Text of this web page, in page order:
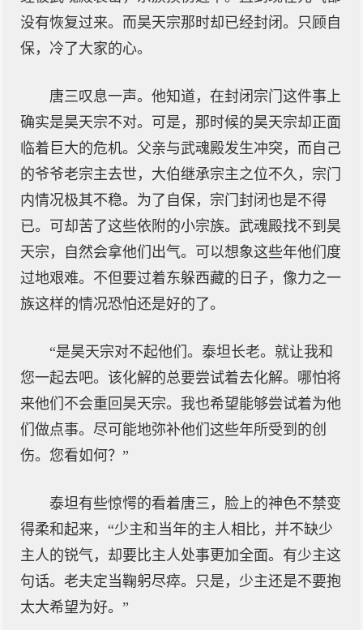
没有恢复过来。而昊天宗那时却已经封闭。只顾自
保，冷了大家的心。
唐三叹息一声。他知道，在封闭宗门这件事上
确实是昊天宗不对。可是，那时候的昊天宗却正面
临着巨大的危机。父亲与武魂殿发生冲突，而自己
的爷爷老宗主去世，大伯继承宗主之位不久，宗门
内情况极其不稳。为了自保，宗门封闭也是不得
已。可却苦了这些依附的小宗族。武魂殿找不到昊
天宗，自然会拿他们出气。可以想象这些年他们度
过地艰难。不但要过着东躲西藏的日子，像力之一
族这样的情况恐怕还是好的了。
“是昊天宗对不起他们。泰坦长老。就让我和
您一起去吧。该化解的总要尝试着去化解。哪怕将
来他们不会重回昊天宗。我也希望能够尝试着为他
们做点事。尽可能地弥补他们这些年所受到的创
伤。您看如何？”
泰坦有些惊愕的看着唐三，脸上的神色不禁变
得柔和起来，“少主和当年的主人相比，并不缺少
主人的锐气，却要比主人处事更加全面。有少主这
句话。老夫定当鞠躬尽瘁。只是，少主还是不要抱
太大希望为好。”